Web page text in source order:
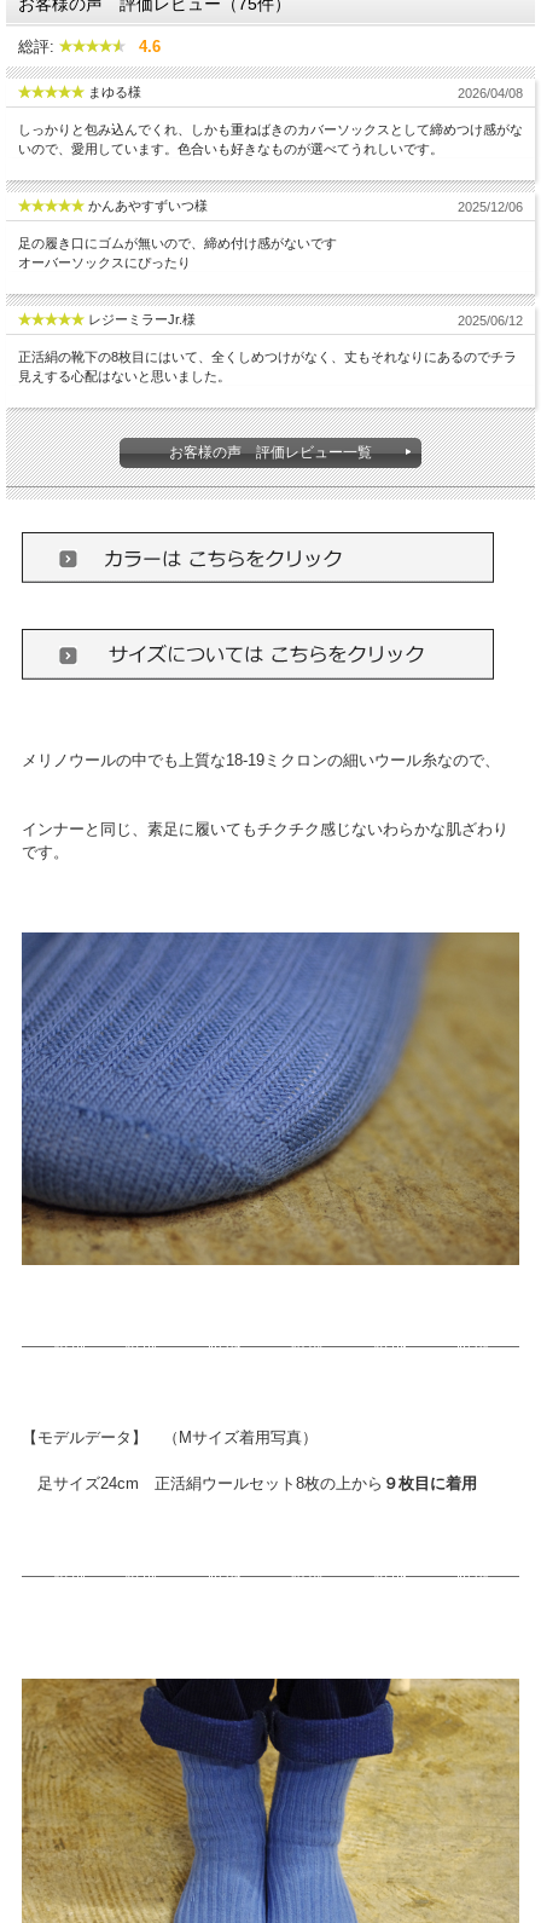
総評: 4.6
まゆる様 2026/04/08
しっかりと包み込んでくれ、しかも重ねばきのカバーソックスとして締めつけ感がな
いので、愛用しています。色合いも好きなものが選べてうれしいです。
かんあやすずいつ様 2025/12/06
足の履き口にゴムが無いので、締め付け感がないです
オーバーソックスにぴったり
レジーミラーJr.様 2025/06/12
正活絹の靴下の8枚目にはいて、全くしめつけがなく、丈もそれなりにあるのでチラ
見えする心配はないと思いました。
お客様の声 評価レビュー一覧
メリノウールの中でも上質な18-19ミクロンの細いウール糸なので、
インナーと同じ、素足に履いてもチクチク感じないわらかな肌ざわり
です。
【モデルデータ】 （Mサイズ着用写真）
足サイズ24cm 正活絹ウールセット8枚の上から ９枚目に着用